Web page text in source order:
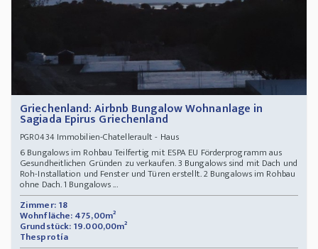
Griechenland: Airbnb Bungalow Wohnanlage in
Sagiada Epirus Griechenland
PGR0434Immobilien-Chatellerault - Haus
6 Bungalows im Rohbau Teilfertig mit ESPA EU Förderprogramm aus
Gesundheitlichen Gründen zu verkaufen. 3 Bungalows sind mit Dach und
Roh-Installation und Fenster und Türen erstellt. 2 Bungalows im Rohbau
ohne Dach. 1 Bungalows ...
Zimmer: 18
Wohnfläche: 475,00m²
Grundstück: 19.000,00m²
Thesprotía